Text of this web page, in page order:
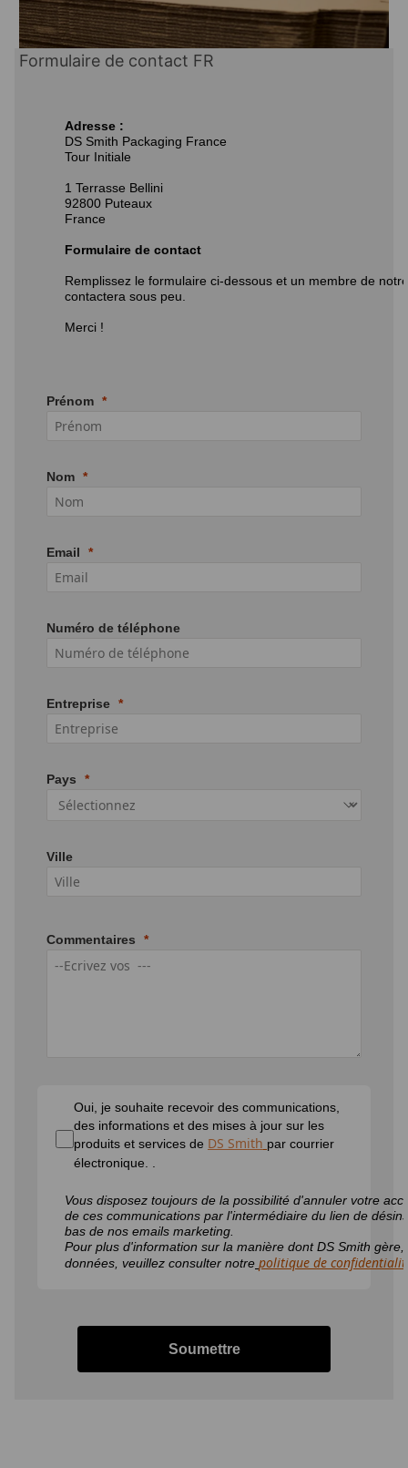
Formulaire de contact FR
Adresse :
DS Smith Packaging France
Tour Initiale
1 Terrasse Bellini
92800 Puteaux
France
Formulaire de contact
Remplissez le formulaire ci-dessous et un membre de
contactera sous peu.
Merci !
Prénom
Nom
Email
Numéro de téléphone
Entreprise
Pays
Ville
Commentaires
Oui, je souhaite recevoir des communications,
des informations et des mises à jour sur les
produits et services de DS Smith par courrier
électronique.
Vous disposez toujours de la possibilité d'annuler votre
de ces communications par l'intermédiaire du lien de
bas de nos emails marketing.
Pour plus d'information sur la manière dont DS Smith
données, veuillez consulter notre politique de
Soumettre